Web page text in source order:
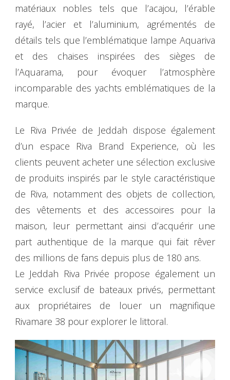
matériaux nobles tels que l’acajou, l’érable
rayé, l’acier et l’aluminium, agrémentés de
détails tels que l’emblématique lampe Aquariva
et des chaises inspirées des sièges de
l’Aquarama, pour évoquer l’atmosphère
incomparable des yachts emblématiques de la
marque.
Le Riva Privée de Jeddah dispose également
d’un espace Riva Brand Experience, où les
clients peuvent acheter une sélection exclusive
de produits inspirés par le style caractéristique
de Riva, notamment des objets de collection,
des vêtements et des accessoires pour la
maison, leur permettant ainsi d’acquérir une
part authentique de la marque qui fait rêver
des millions de fans depuis plus de 180 ans.
Le Jeddah Riva Privée propose également un
service exclusif de bateaux privés, permettant
aux propriétaires de louer un magnifique
Rivamare 38 pour explorer le littoral.